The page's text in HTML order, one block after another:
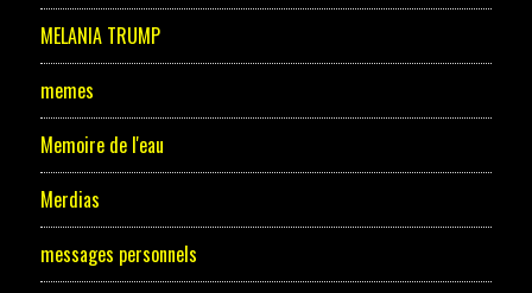
MELANIA TRUMP
memes
Memoire de l'eau
Merdias
messages personnels